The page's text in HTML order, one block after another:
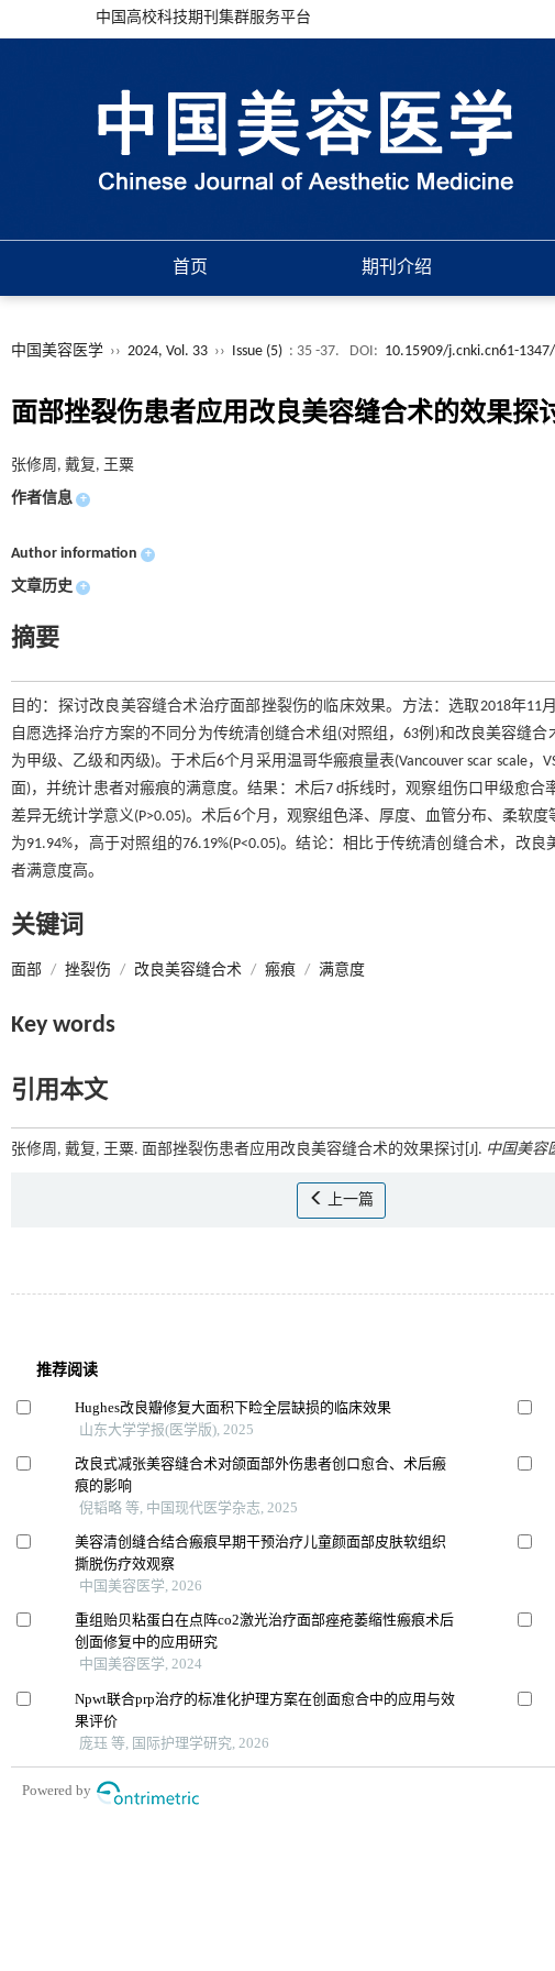
中国高校科技期刊集群服务平台
首页 期刊介绍
中国美容医学 ›› 2024, Vol. 33 ›› Issue (5) : 35 -37. DOI: 10.15909/j.cnki.cn61-
面部挫裂伤患者应用改良美容缝合术的效果探
张修周, 戴复, 王粟
作者信息 +
Author information +
文章历史 +
摘要
目的：探讨改良美容缝合术治疗面部挫裂伤的临床效果。方法：选取2018年
自愿选择治疗方案的不同分为传统清创缝合术组(对照组，63例)和改良美容缝
为甲级、乙级和丙级)。于术后6个月采用温哥华瘢痕量表(Vancouver scar scale
面)，并统计患者对瘢痕的满意度。结果：术后7 d拆线时，观察组伤口甲级愈
差异无统计学意义(P>0.05)。术后6个月，观察组色泽、厚度、血管分布、柔软度
为91.94%，高于对照组的76.19%(P<0.05)。结论：相比于传统清创缝合术，
者满意度高。
关键词
面部 / 挫裂伤 / 改良美容缝合术 / 瘢痕 / 满意度
Key words
引用本文
张修周, 戴复, 王粟. 面部挫裂伤患者应用改良美容缝合术的效果探讨[J]. 中国美容
上一篇